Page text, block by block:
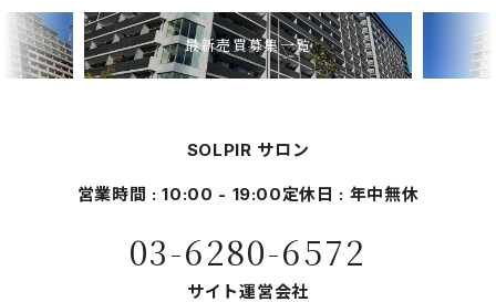
最新売買募集一覧
SOLPIR サロン
営業時間 : 10:00 - 19:00定休日 : 年中無休
03-6280-6572
サイト運営会社